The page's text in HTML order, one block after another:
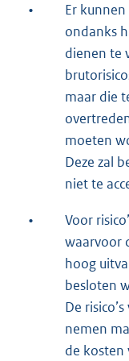
•
Er
ondanks
dienen te
maar die
moeten
Deze zal
niet te
•
Voor
waarvoor
hoog
besloten
De
nemen
de kosten